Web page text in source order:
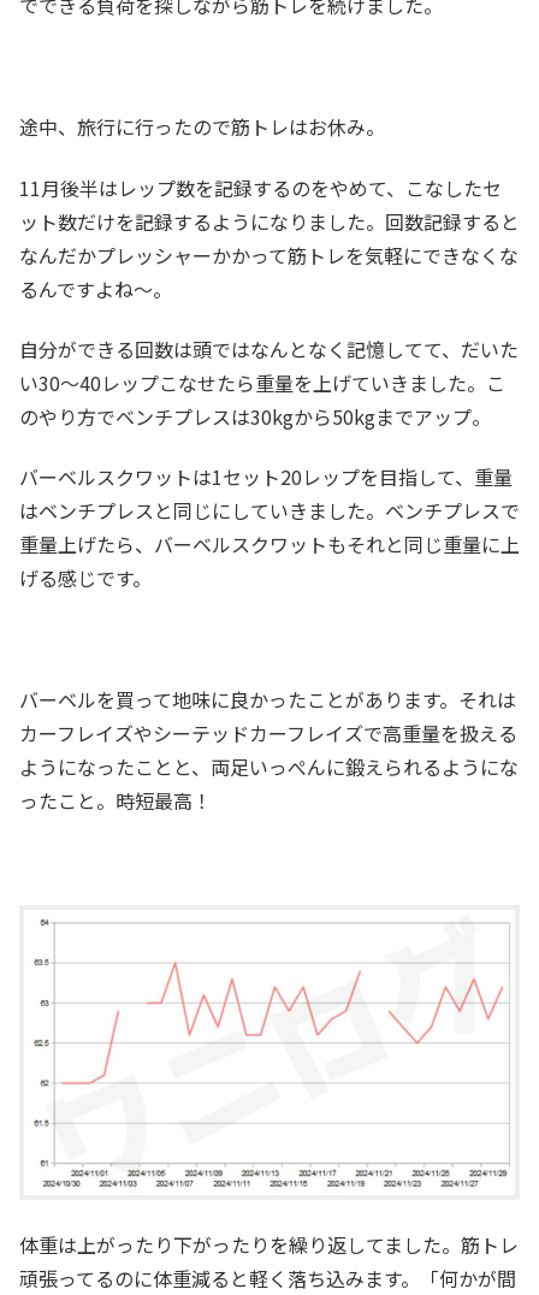
途中、旅行に行ったので筋トレはお休み。
11月後半はレップ数を記録するのをやめて、こなしたセ
ット数だけを記録するようになりました。回数記録すると
なんだかプレッシャーかかって筋トレを気軽にできなくな
るんですよね～。
自分ができる回数は頭ではなんとなく記憶してて、だいた
い30～40レップこなせたら重量を上げていきました。こ
のやり方でベンチプレスは30kgから50kgまでアップ。
バーベルスクワットは1セット20レップを目指して、重量
はベンチプレスと同じにしていきました。ベンチプレスで
重量上げたら、バーベルスクワットもそれと同じ重量に上
げる感じです。
バーベルを買って地味に良かったことがあります。それは
カーフレイズやシーテッドカーフレイズで高重量を扱える
ようになったことと、両足いっぺんに鍛えられるようにな
ったこと。時短最高！
体重は上がったり下がったりを繰り返してました。筋トレ
頑張ってるのに体重減ると軽く落ち込みます。「何かが間